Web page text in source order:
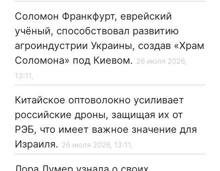
Соломон Франкфурт, еврейский
учёный, способствовал развитию
агроиндустрии Украины, создав «Храм
Соломона» под Киевом. 26 июля 2026,
13:11,
Китайское оптоволокно усиливает
российские дроны, защищая их от
РЭБ, что имеет важное значение для
Израиля. 26 июля 2026, 13:11,